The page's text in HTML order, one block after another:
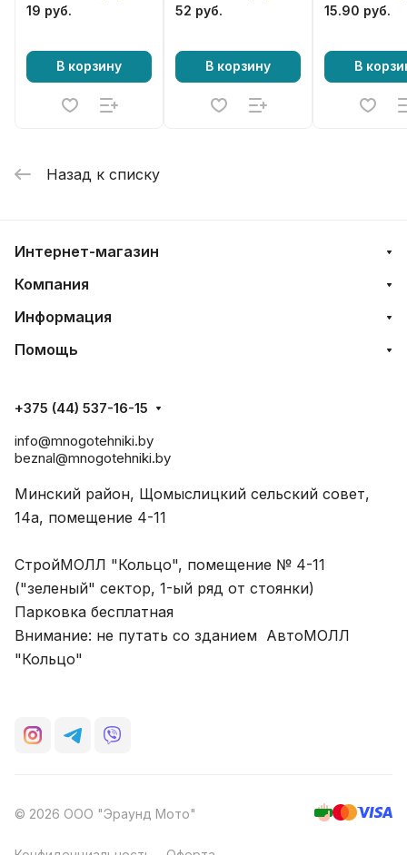
19 руб.
В корзину
52 руб.
В корзину
15.90 руб.
В
Назад к списку
Интернет-магазин
Компания
Информация
Помощь
+375 (44) 537-16-15
info@mnogotehniki.by
beznal@mnogotehniki.by
Минский район, Щомыслицкий сельский совет,
14а, помещение 4-11
СтройМОЛЛ "Кольцо", помещение № 4-11
("зеленый" сектор, 1-ый ряд от стоянки)
Парковка бесплатная
Внимание: не путать со зданием АвтоМОЛЛ
"Кольцо"
© 2026 ООО "Эраунд Мото"